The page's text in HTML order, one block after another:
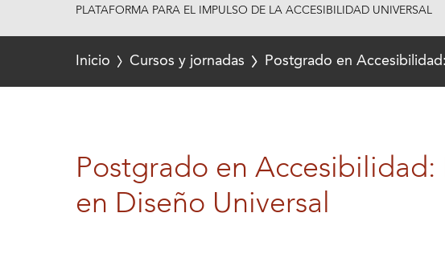
PLATAFORMA PARA EL IMPULSO DE LA ACCESIBILIDAD UNIVERSAL
Inicio Cursos y jornadas Postgrado en
Postgrado en Accesibilidad:
en Diseño Universal